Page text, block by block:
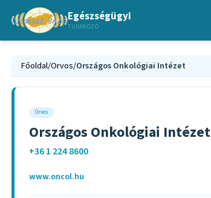
Egészségügyi
TUDAKOZÓ
Főoldal/Orvos/Országos Onkológiai Intézet
Orvos
Országos Onkológiai Intézet
+36 1 224 8600
www.oncol.hu